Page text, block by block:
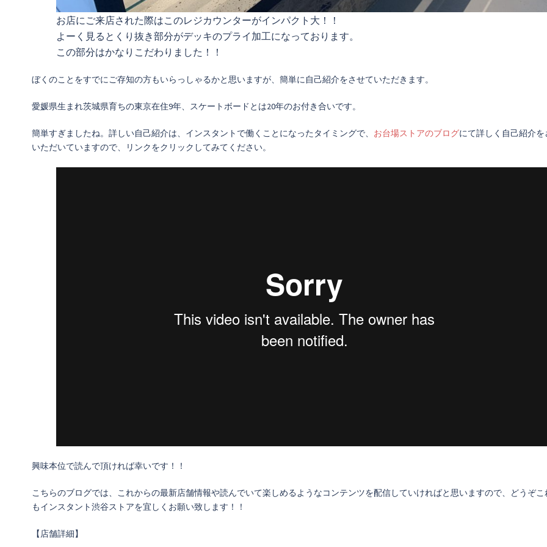
お店にご来店された際はこのレジカウンターがインパクト大！！
よーく見るとくり抜き部分がデッキのプライ加工になっております。
この部分はかなりこだわりました！！
ぼくのことをすでにご存知の方もいらっしゃるかと思いますが、簡単に自己紹介をさせていただきます。
愛媛県生まれ茨城県育ちの東京在住9年、スケートボードとは20年のお付き合いです。
簡単すぎましたね。詳しい自己紹介は、インスタントで働くことになったタイミングで、 お台場ストアのブログにて詳しく自己紹介を
いただいていますので、リンクをクリックしてみてください。
興味本位で読んで頂ければ幸いです！！
こちらのブログでは、これからの最新店舗情報や読んでいて楽しめるようなコンテンツを配信していければと思いますので、どうぞこ
もインスタント渋谷ストアを宜しくお願い致します！！
【店舗詳細】